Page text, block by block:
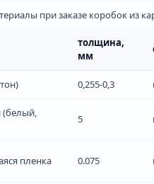
при заказе коробок из
толщина,
мм
0,255-0,3
(белый,
5
пленка 0.075